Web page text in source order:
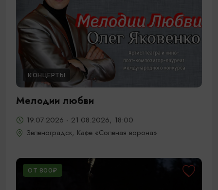
КОНЦЕРТЫ
Мелодии любви
19.07.2026 - 21.08.2026, 18:00
Зеленоградск, Кафе «Соленая ворона»
ОТ 800₽